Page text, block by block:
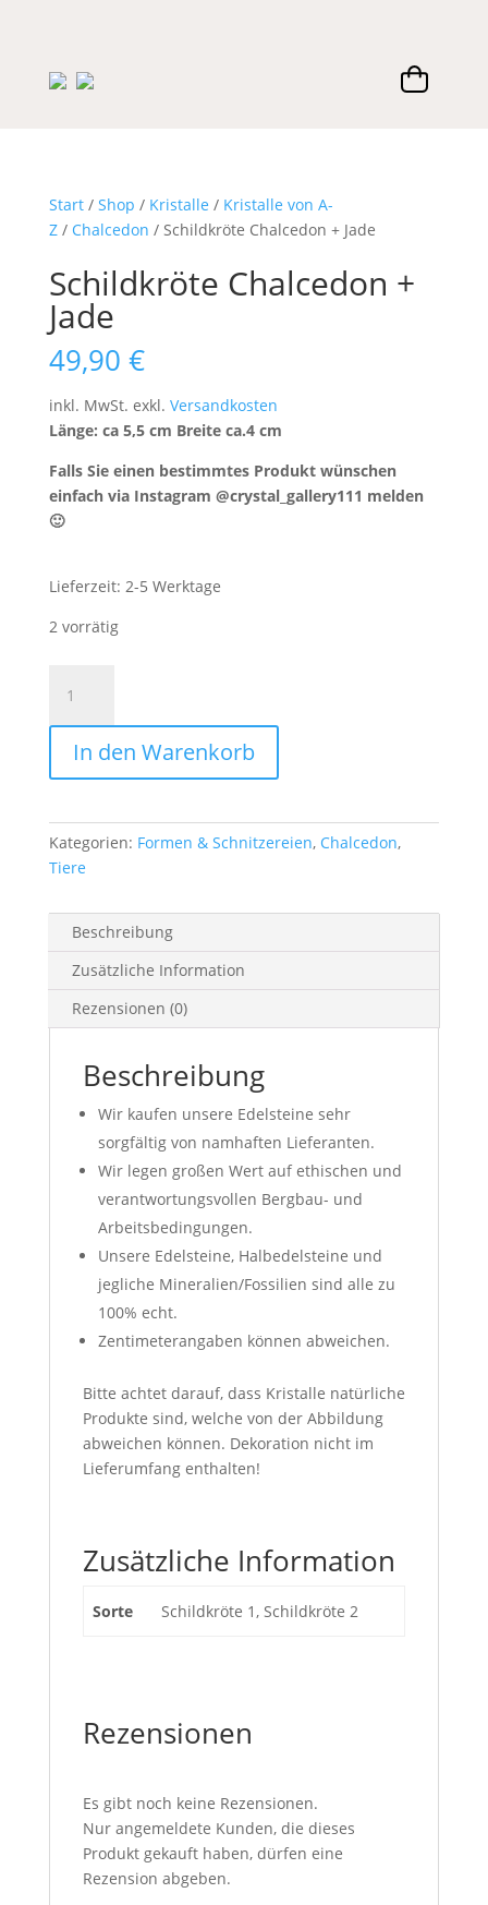
Start/ Shop / Kristalle / Kristalle von A-
Z/ Chalcedon / Schildkröte Chalcedon + Jade
Schildkröte Chalcedon +
Jade
49,90 €
inkl. MwSt. exkl. Versandkosten
Länge: ca 5,5 cm Breite ca.4 cm
Falls Sie einen bestimmtes Produkt wünschen
einfach via Instagram @crystal_gallery111 melden
🙂
Lieferzeit: 2-5 Werktage
2 vorrätig
Chalcedon
+
Jade
Menge
In den Warenkorb
Kategorien: Formen & Schnitzereien, Chalcedon,
Tiere
Beschreibung
Zusätzliche Information
Rezensionen (0)
Beschreibung
Wir kaufen unsere Edelsteine sehr
sorgfältig von namhaften Lieferanten.
Wir legen großen Wert auf ethischen und
verantwortungsvollen Bergbau- und
Arbeitsbedingungen.
Unsere Edelsteine, Halbedelsteine und
jegliche Mineralien/Fossilien sind alle zu
100% echt.
Zentimeterangaben können abweichen.
Bitte achtet darauf, dass Kristalle natürliche
Produkte sind, welche von der Abbildung
abweichen können. Dekoration nicht im
Lieferumfang enthalten!
Zusätzliche Information
Sorte Schildkröte 1, Schildkröte 2
Rezensionen
Es gibt noch keine Rezensionen.
Nur angemeldete Kunden, die dieses
Produkt gekauft haben, dürfen eine
Rezension abgeben.